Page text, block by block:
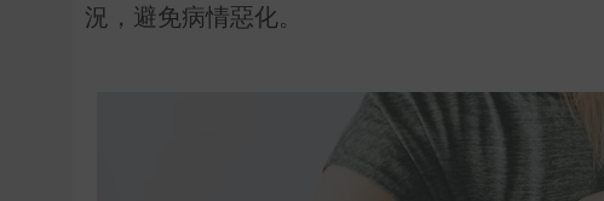
況，避免病情惡化。